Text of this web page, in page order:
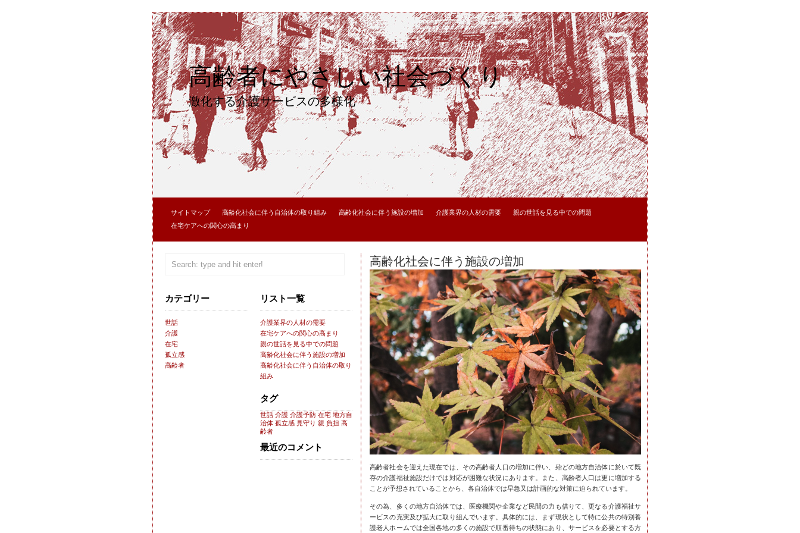
高齢者にやさしい社会づくり
激化する介護サービスの多様化
サイトマップ 高齢化社会に伴う自治体の取り組み 高齢化社会に伴う施設の増加 介護業界の人材の需要
親の世話を見る中での問題
在宅ケアへの関心の高まり
カテゴリー
世話
介護
在宅
孤立感
高齢者
リスト一覧
介護業界の人材の需要
在宅ケアへの関心の高まり
親の世話を見る中での問題
高齢化社会に伴う施設の増加
高齢化社会に伴う自治体の取り
組み
タグ
世話 介護 介護予防 在宅 地方自
治体 孤立感 見守り 親 負担 高
齢者
最近のコメント
高齢化社会に伴う施設の増加
高齢者社会を迎えた現在では、その高齢者人口の増加に伴い、殆どの地方自治体に於いて既
存の介護福祉施設だけでは対応が困難な状況にあります。また、高齢者人口は更に増加する
ことが予想されていることから、各自治体では早急又は計画的な対策に迫られています。
その為、多くの地方自治体では、医療機関や企業など民間の力も借りて、更なる介護福祉サ
ービスの充実及び拡大に取り組んでいます。具体的には、まず現状として特に公共の特別養
護老人ホームでは全国各地の多くの施設で順番待ちの状態にあり、サービスを必要とする方